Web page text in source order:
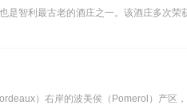
是智利最古老的酒庄之一。该酒庄多次
）右岸的波美侯（Pomerol）产区